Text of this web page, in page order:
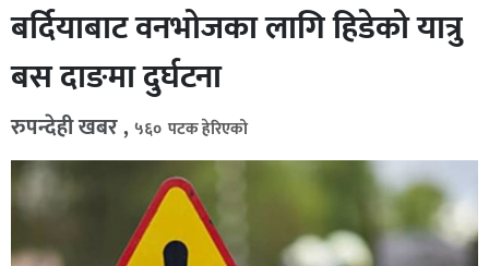
बर्दियाबाट वनभोजका लागि हिडेको यात्रु
बस दाङमा दुर्घटना
रुपन्देही खबर , ५६० पटक हेरिएको